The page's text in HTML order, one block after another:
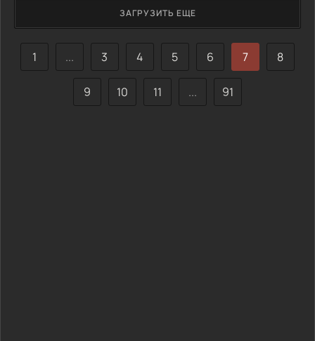
традицию и служить человечеству. За свой феноменальный
талант перемещаться со скоростью молнии Барри нарекают
ЗАГРУЗИТЬ ЕЩЕ
1 ... 3 4 5 6 7 8
9 10 11 ... 91